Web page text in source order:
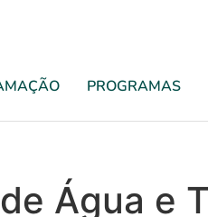
PROGRAMAS
Água e